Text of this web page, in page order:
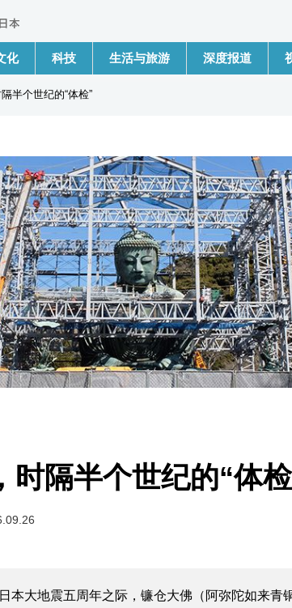
化 科技 生活与旅游 深度报道
半个世纪的“体检”
时隔半个世纪的“体
本大地震五周年之际，镰仓大佛（阿弥陀如来青